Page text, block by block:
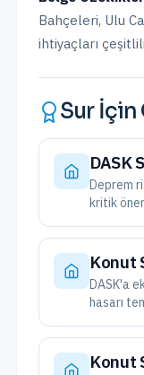
Bahçeleri, Ulu
ihtiyaçları
Surİçin
DASK
Deprem
kritik
Konut
DASK'a
hasarı
Konut